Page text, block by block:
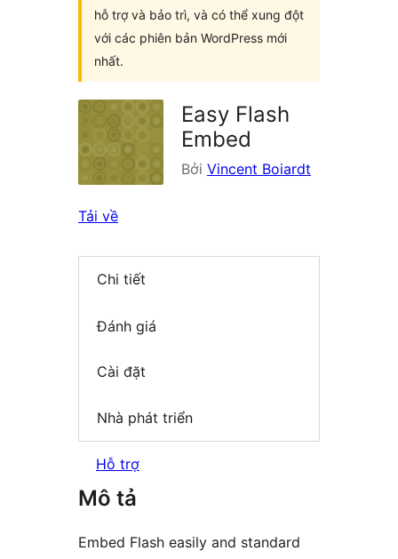
hỗ trợ và bảo trì, và có thể xung đột
với các phiên bản WordPress mới
nhất.
Easy Flash
Embed
Bởi Vincent Boiardt
Tải về
Chi tiết
Đánh giá
Cài đặt
Nhà phát triển
Hỗ trợ
Mô tả
Embed Flash easily and standard